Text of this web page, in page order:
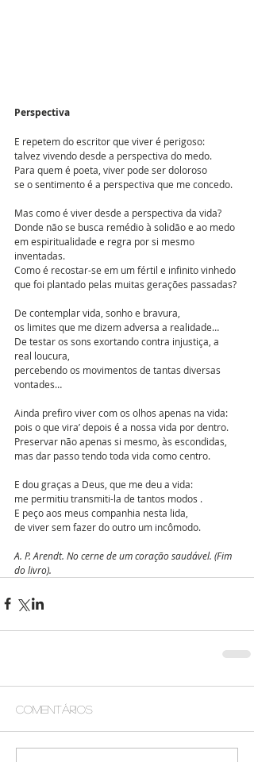
Perspectiva
E repetem do escritor que viver é perigoso:
talvez vivendo desde a perspectiva do medo.
Para quem é poeta, viver pode ser doloroso
se o sentimento é a perspectiva que me concedo.
Mas como é viver desde a perspectiva da vida?
Donde não se busca remédio à solidão e ao medo
em espiritualidade e regra por si mesmo
inventadas.
Como é recostar-se em um fértil e infinito vinhedo
que foi plantado pelas muitas gerações passadas?
De contemplar vida, sonho e bravura,
os limites que me dizem adversa a realidade…
De testar os sons exortando contra injustiça, a
real loucura,
percebendo os movimentos de tantas diversas
vontades…
Ainda prefiro viver com os olhos apenas na vida:
pois o que vira’ depois é a nossa vida por dentro.
Preservar não apenas si mesmo, às escondidas,
mas dar passo tendo toda vida como centro.
E dou graças a Deus, que me deu a vida:
me permitiu transmiti-la de tantos modos .
E peço aos meus companhia nesta lida,
de viver sem fazer do outro um incômodo.
A. P. Arendt. No cerne de um coração saudável. (Fim
do livro).
Comentários